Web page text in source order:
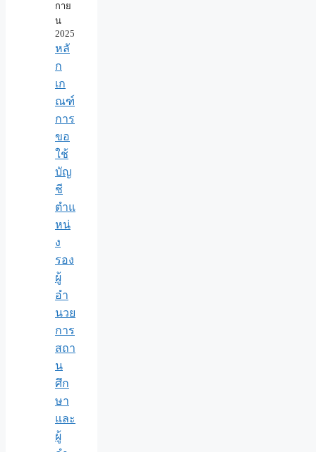
กาย
น
2025
หลั
ก
เก
ณฑ์
การ
ขอ
ใช้
บัญ
ชี
ตำแ
หน่
ง
รอง
ผู้
อำ
นวย
การ
สถา
น
ศึก
ษา
และ
ผู้